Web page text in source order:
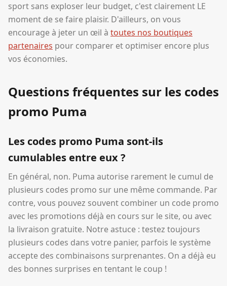
sport sans exploser leur budget, c'est clairement LE
moment de se faire plaisir. D'ailleurs, on vous
encourage à jeter un œil à toutes nos boutiques
partenaires pour comparer et optimiser encore plus
vos économies.
Questions fréquentes sur les codes
promo Puma
Les codes promo Puma sont-ils
cumulables entre eux ?
En général, non. Puma autorise rarement le cumul de
plusieurs codes promo sur une même commande. Par
contre, vous pouvez souvent combiner un code promo
avec les promotions déjà en cours sur le site, ou avec
la livraison gratuite. Notre astuce : testez toujours
plusieurs codes dans votre panier, parfois le système
accepte des combinaisons surprenantes. On a déjà eu
des bonnes surprises en tentant le coup !